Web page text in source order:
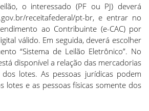
o interessado (PF ou PJ) deverá
receitafederal/pt-br, e entrar no
ao Contribuinte (e-CAC) por
válido. Em seguida, deverá escolher
“Sistema de Leilão Eletrônico”. No
disponível a relação das mercadorias
lotes. As pessoas jurídicas podem
lotes e as pessoas físicas somente dos